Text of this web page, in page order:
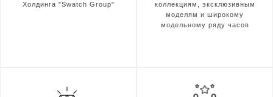
Холдинга "Swatch Group"
коллекциям, эксклюзивным
моделям и широкому
модельному ряду часов